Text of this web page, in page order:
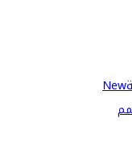
New